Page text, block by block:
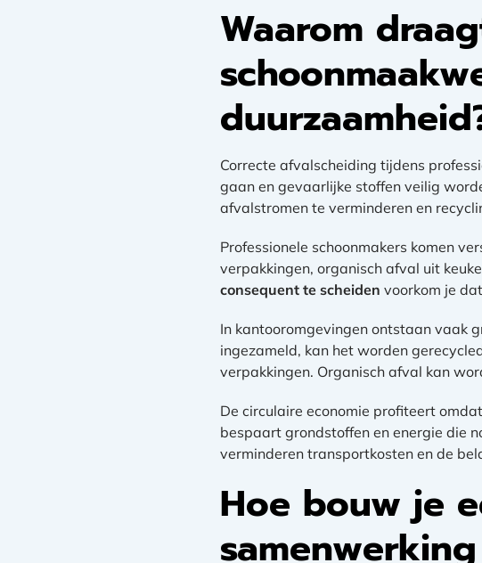
Waarom
Correcte afvalscheiding tijdens
gaan en gevaarlijke stoffen veilig
afvalstromen te verminderen en
Professionele schoonmakers komen
verpakkingen, organisch afval uit
consequent te scheiden voorkom je
In kantooromgevingen ontstaan vaak
ingezameld, kan het worden
verpakkingen. Organisch afval kan
De circulaire economie profiteert
bespaart grondstoffen en energie die
verminderen transportkosten en de
Hoe bouw je